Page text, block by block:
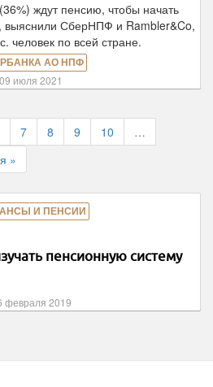
ждут пенсию, чтобы начать
выяснили СберНПФ и Rambler&Co,
человек по всей стране.
АО НПФ
09 июля 2021
7 8 9 10
…
»
И ПЕНСИИ
пенсионную систему
февраля 2019